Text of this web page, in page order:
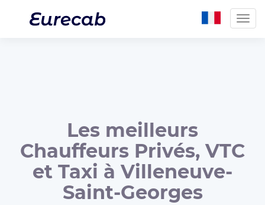
Les meilleurs
Chauffeurs Privés, VTC
et Taxi à Villeneuve-
Saint-Georges